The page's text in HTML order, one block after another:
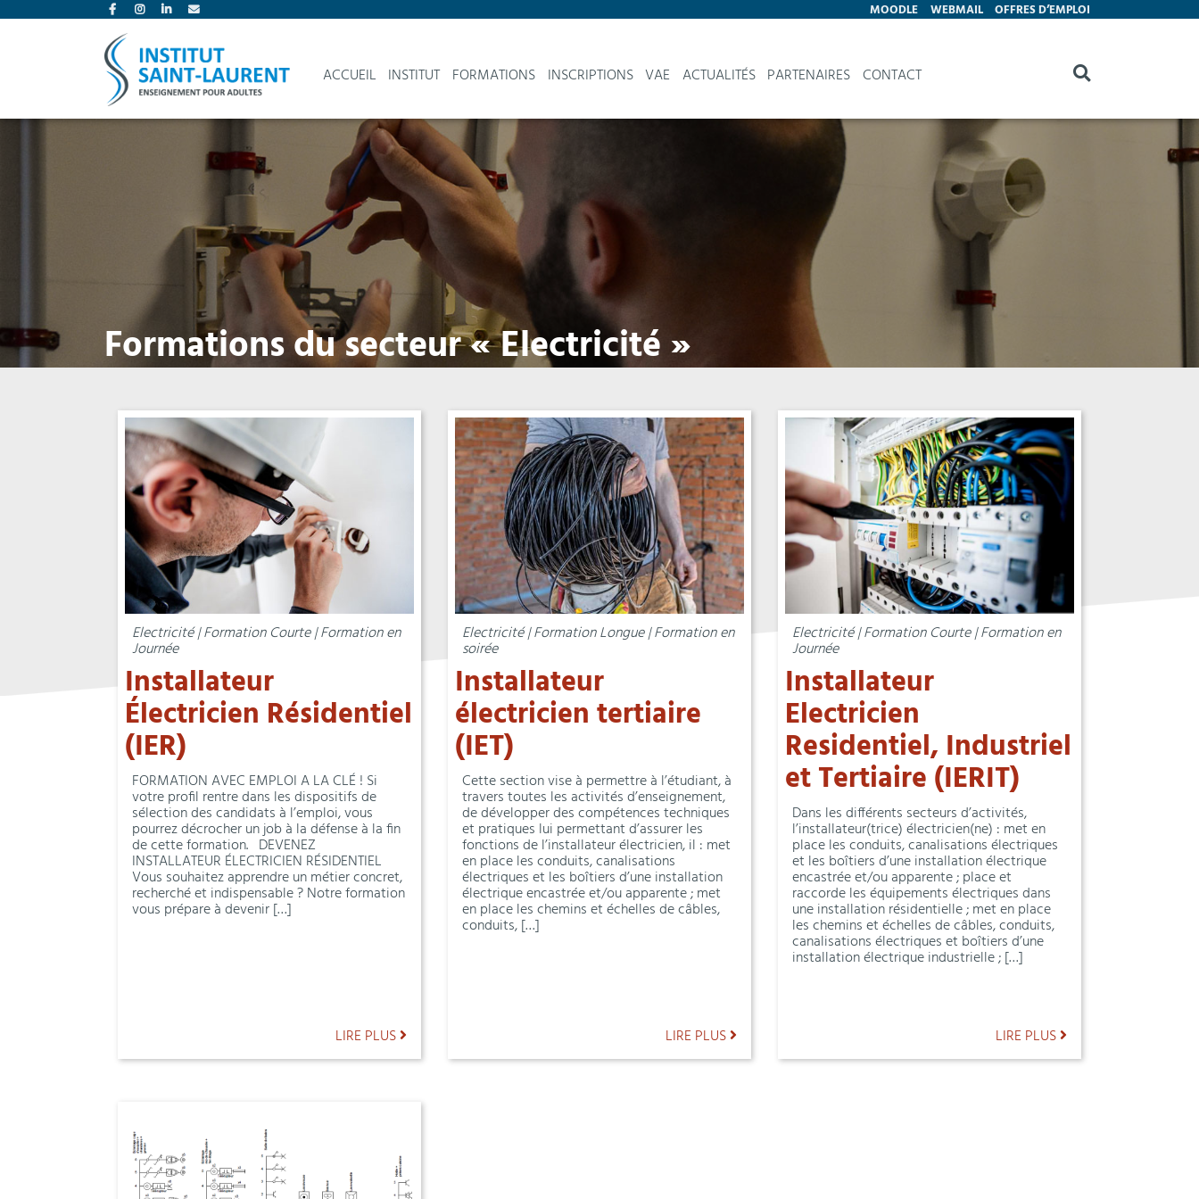
MOODLE WEBMAIL OFFRES D’EMPLOI
ACCUEIL INSTITUT FORMATIONS INSCRIPTIONS VAE ACTUALITÉS PARTENAIRES CONTACT
Formations du secteur « Electricité »
Electricité | Formation Courte | Formation en
Journée
Installateur
Électricien Résidentiel
(IER)
FORMATION AVEC EMPLOI A LA CLÉ ! Si
votre profil rentre dans les dispositifs de
sélection des candidats à l’emploi, vous
pourrez décrocher un job à la défense à la fin
de cette formation. DEVENEZ
INSTALLATEUR ÉLECTRICIEN RÉSIDENTIEL
Vous souhaitez apprendre un métier concret,
recherché et indispensable ? Notre formation
vous prépare à devenir […]
LIRE PLUS
Electricité | Formation Longue | Formation en
soirée
Installateur
électricien tertiaire
(IET)
Cette section vise à permettre à l’étudiant, à
travers toutes les activités d’enseignement,
de développer des compétences techniques
et pratiques lui permettant d’assurer les
fonctions de l’installateur électricien, il : met
en place les conduits, canalisations
électriques et les boîtiers d’une installation
électrique encastrée et/ou apparente ; met
en place les chemins et échelles de câbles,
conduits, […]
LIRE PLUS
Electricité | Formation Courte | Formation en
Journée
Installateur
Electricien
Residentiel, Industriel
et Tertiaire (IERIT)
Dans les différents secteurs d’activités,
l’installateur(trice) électricien(ne) : met en
place les conduits, canalisations électriques
et les boîtiers d’une installation électrique
encastrée et/ou apparente ; place et
raccorde les équipements électriques dans
une installation résidentielle ; met en place
les chemins et échelles de câbles, conduits,
canalisations électriques et boîtiers d’une
installation électrique industrielle ; […]
LIRE PLUS